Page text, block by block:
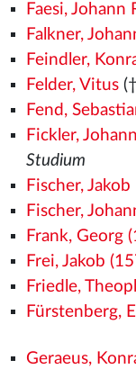
Faesi, Johann
Falkner,
Feindler,
Felder, Vitus
Fend,
Fickler,
Studium
Fischer,
Fischer,
Frank, Georg
Frei, Jakob
Friedle,
Fürstenberg,
Geraeus,